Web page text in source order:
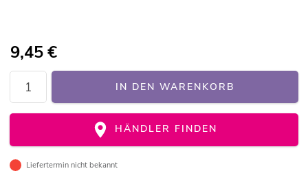
9,45€
IN DEN WARENKORB
HÄNDLER FINDEN
Liefertermin nicht bekannt